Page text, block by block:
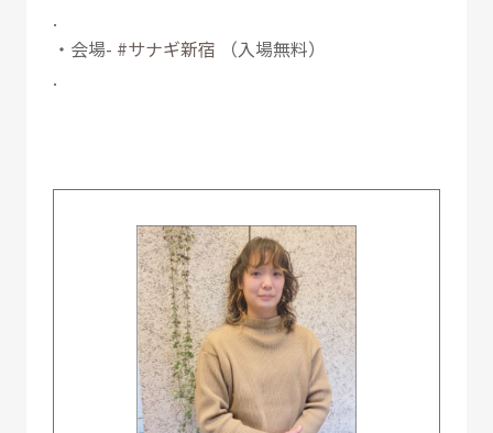
.
・会場- #サナギ新宿 （入場無料）
.